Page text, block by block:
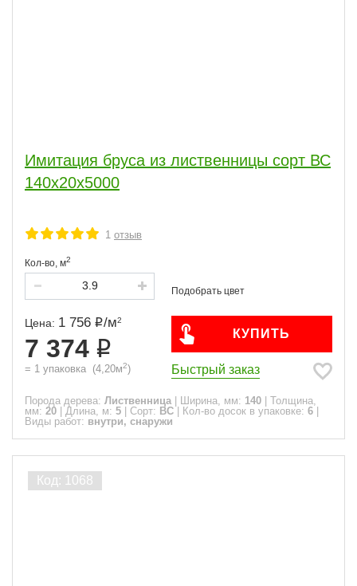
Имитация бруса из лиственницы сорт ВС
140x20x5000
1 отзыв
Кол-во, м2
Цена: 1 756 /м2
7 374
= 1 упаковка (4,20м2)
КУПИТЬ
Быстрый заказ
Порода дерева: Лиственница Ширина, мм: 140
Толщина,
мм: 20 Длина, м: 5 Сорт: ВС Кол-во досок в упаковке: 6
Виды работ: внутри, снаружи